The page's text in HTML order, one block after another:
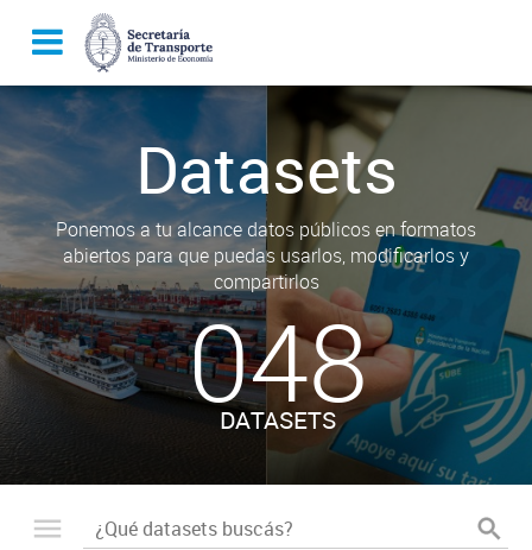
Datasets
Ponemos a tu alcance datos públicos en formatos
abiertos para que puedas usarlos, modificarlos y
compartirlos
048
DATASETS